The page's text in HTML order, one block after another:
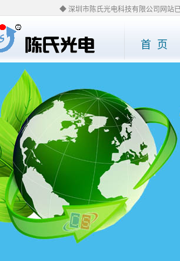
◆ 深圳市陈氏光电科技有限公司网站
首 页